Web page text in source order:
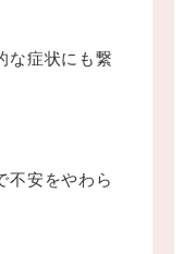
な症状にも繋
不安をやわら